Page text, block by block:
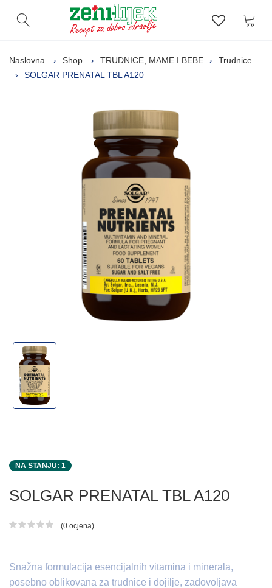
Otvori pretragu Lista
Naslovna Shop TRUDNICE, MAME I BEBE
Trudnice
SOLGAR PRENATAL TBL A120
NA STANJU: 1
SOLGAR PRENATAL TBL A120
Ocjena proizvoda
(0 ocjena)
Snažna formulacija esencijalnih vitamina i minerala,
posebno oblikovana za trudnice i dojilje, zadovoljava